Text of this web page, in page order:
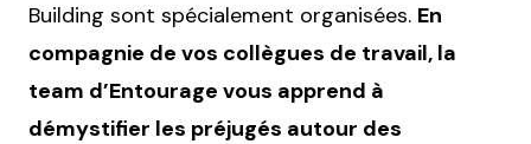
Building sont spécialement organisées. En
compagnie de vos collègues de travail, la
team d’Entourage vous apprend à
démystifier les préjugés autour des